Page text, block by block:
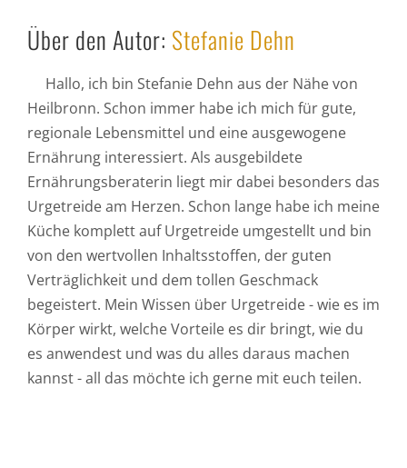
Über den Autor: Stefanie Dehn
Hallo, ich bin Stefanie Dehn aus der Nähe von
Heilbronn. Schon immer habe ich mich für gute,
regionale Lebensmittel und eine ausgewogene
Ernährung interessiert. Als ausgebildete
Ernährungsberaterin liegt mir dabei besonders das
Urgetreide am Herzen. Schon lange habe ich meine
Küche komplett auf Urgetreide umgestellt und bin
von den wertvollen Inhaltsstoffen, der guten
Verträglichkeit und dem tollen Geschmack
begeistert. Mein Wissen über Urgetreide - wie es im
Körper wirkt, welche Vorteile es dir bringt, wie du
es anwendest und was du alles daraus machen
kannst - all das möchte ich gerne mit euch teilen.